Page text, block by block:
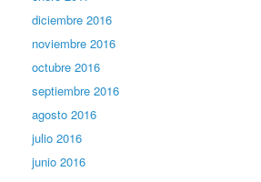
diciembre 2016
noviembre 2016
octubre 2016
septiembre 2016
agosto 2016
julio 2016
junio 2016